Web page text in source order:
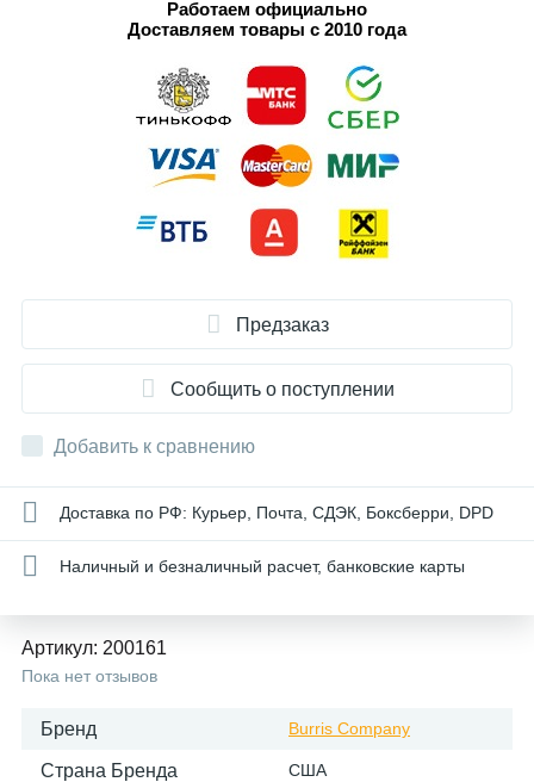
Работаем официально
Доставляем товары с 2010 года
Предзаказ
Сообщить о поступлении
Добавить к сравнению
Доставка по РФ: Курьер, Почта, СДЭК, Боксберри, DPD
Наличный и безналичный расчет, банковские карты
Артикул: 200161
Пока нет отзывов
Бренд Burris Company
Страна Бренда США